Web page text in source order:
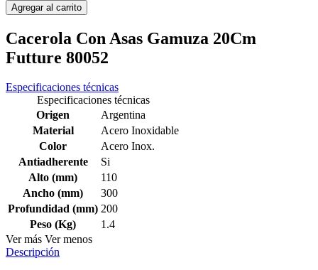
Agregar al carrito
Cacerola Con Asas Gamuza 20Cm
Futture 80052
Especificaciones técnicas
Especificaciones técnicas
Origen
Argentina
Material
Acero Inoxidable
Color
Acero Inox.
Antiadherente
Si
Alto (mm)
110
Ancho (mm)
300
Profundidad (mm) 200
Peso (Kg)
1.4
Ver más Ver menos
Descripción